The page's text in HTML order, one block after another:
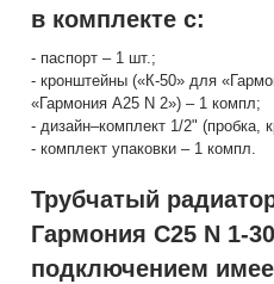
в комплекте с:
- паспорт – 1 шт.;
- кронштейны («К-50» для
«Гармония А25 N 2») – 1 компл;
- дизайн–комплект 1/2" (пробка,
- комплект упаковки – 1 компл.
Трубчатый
Гармония С25 N 1-
подключением